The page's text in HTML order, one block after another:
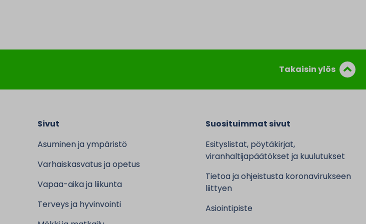
Takaisin ylös
Sivut
Asuminen ja ympäristö
Varhaiskasvatus ja opetus
Vapaa-aika ja liikunta
Terveys ja hyvinvointi
Suosituimmat sivut
Esityslistat, pöytäkirjat,
viranhaltijapäätökset ja kuulutukset
Tietoa ja ohjeistusta koronavirukseen
liittyen
Asiointipiste